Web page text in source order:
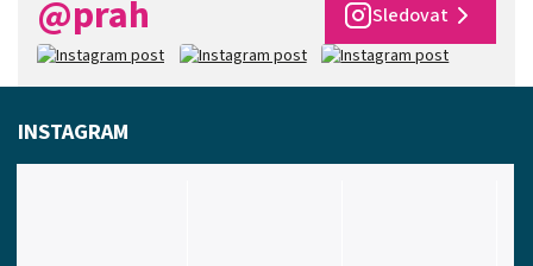
@prah Sledovat
INSTAGRAM